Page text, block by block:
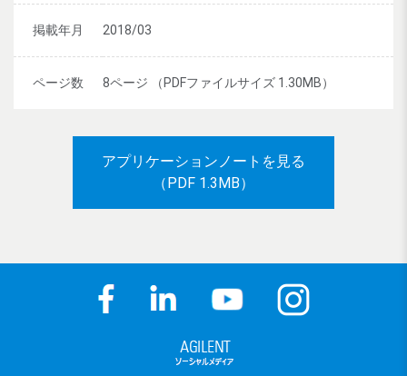
掲載年月 2018/03
ページ数 8ページ （PDFファイルサイズ 1.30MB）
アプリケーションノートを見る
（PDF 1.3MB）